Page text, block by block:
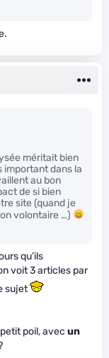
méritait bien
important dans la
au bon
de si bien
site (quand je
volontaire …)
qu’ils
voit 3 articles par
sujet
petit poil, avec un